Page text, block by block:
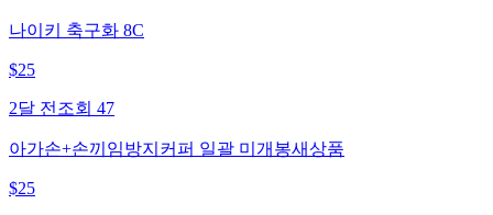
나이키 축구화 8C
$25
2달 전 조회 47
아가손+손끼임방지커퍼 일괄 미개봉새상품
$25